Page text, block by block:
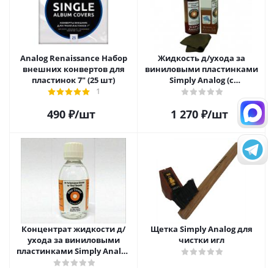
Analog Renaissance Набор
внешних конвертов для
пластинок 7" (25 шт)
1
490 ₽/шт
Жидкость д/ухода за
виниловыми пластинками
Simply Analog (с
распылителем, 200 мл) и
1 270₽/шт
Концентрат жидкости д/
ухода за виниловыми
пластинками Simply Analog
200мл
Щетка Simply Analog для
чистки игл